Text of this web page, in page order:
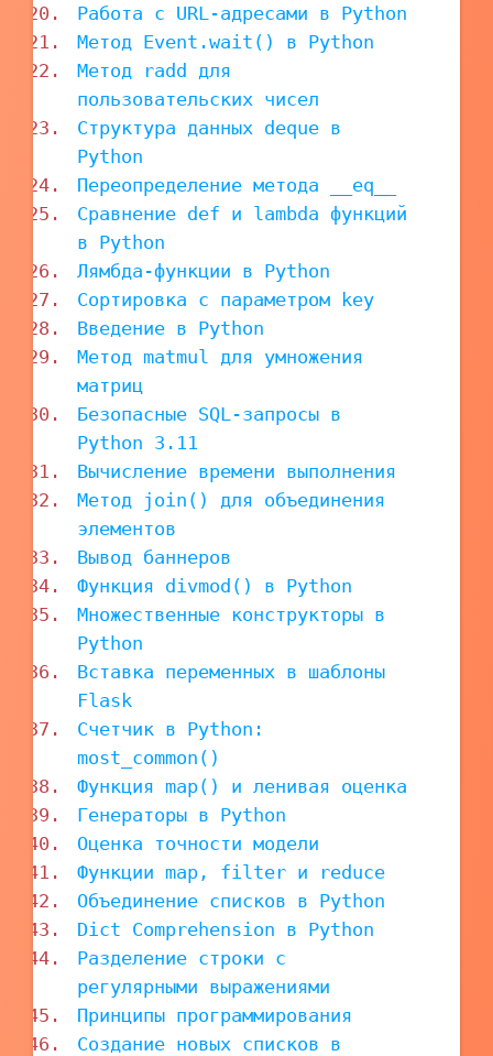
Работа с URL-адресами в Python
Метод Event.wait() в Python
Метод radd для
пользовательских чисел
Структура данных deque в
Python
Переопределение метода __eq__
Сравнение def и lambda функций
в Python
Лямбда-функции в Python
Сортировка с параметром key
Введение в Python
Метод matmul для умножения
матриц
Безопасные SQL-запросы в
Python 3.11
Вычисление времени выполнения
Метод join() для объединения
элементов
Вывод баннеров
Функция divmod() в Python
Множественные конструкторы в
Python
Вставка переменных в шаблоны
Flask
Счетчик в Python:
most_common()
Функция map() и ленивая оценка
Генераторы в Python
Оценка точности модели
Функции map, filter и reduce
Объединение списков в Python
Dict Comprehension в Python
Разделение строки с
регулярными выражениями
Принципы программирования
Создание новых списков в